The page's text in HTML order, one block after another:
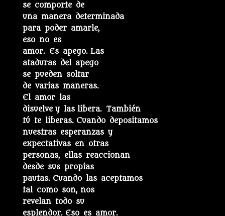
se comporte de
una manera determinada
para poder amarle,
eso no es
amor. Es apego. Las
ataduras del apego
se pueden soltar
de varias maneras.
El amor las
disuelve y las libera. También
tú te liberas. Cuando depositamos
nuestras esperanzas y
expectativas en otras
personas, ellas reaccionan
desde sus propias
pautas. Cuando las aceptamos
tal como son, nos
revelan todo su
esplendor. Eso es amor.